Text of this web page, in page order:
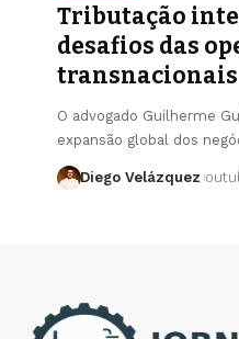
Tributação
desafios das
transnacionais
O advogado Guilherme
expansão global dos
Diego Velázquez